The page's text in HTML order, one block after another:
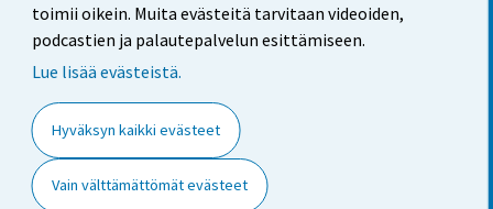
toimii oikein. Muita evästeitä tarvitaan videoiden,
podcastien ja palautepalvelun esittämiseen.
Lue lisää evästeistä.
Hyväksyn kaikki evästeet
Vain välttämättömät evästeet
Käyttöehdot
Saavutettavuus
Tietoa sivustosta
Evästeasetukset